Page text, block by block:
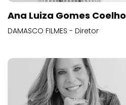
Ana Luiza Gomes Coelho
DAMASCO FILMES - Diretor